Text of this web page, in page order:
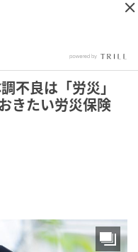
不良は「労災」
きたい労災保険